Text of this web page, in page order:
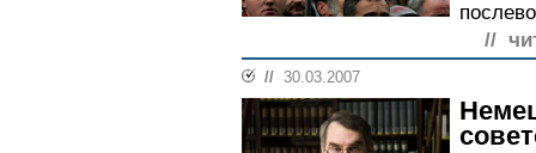
//
// 30.03.2007